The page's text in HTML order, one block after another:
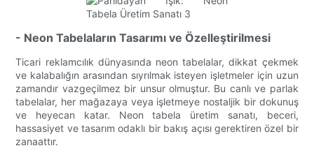
- Neon Tabelaların Tasarımı ve Özelleştirilmesi
Ticari reklamcılık dünyasında neon tabelalar, dikkat çekmek
ve kalabalığın arasından sıyrılmak isteyen işletmeler için uzun
zamandır vazgeçilmez bir unsur olmuştur. Bu canlı ve parlak
tabelalar, her mağazaya veya işletmeye nostaljik bir dokunuş
ve heyecan katar. Neon tabela üretim sanatı, beceri,
hassasiyet ve tasarım odaklı bir bakış açısı gerektiren özel bir
zanaattır.